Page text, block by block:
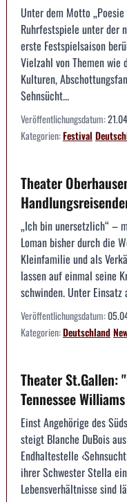
Unter dem Motto
Ruhrfestspiele unter der
erste Festspielsaison
Vielzahl von Themen wie
Kulturen,
Sehnsücht...
Veröffentlichungsdatum:
Kategorien:Festival
Theater
„Ich bin unersetzlich“ –
Loman bisher durch die
Kleinfamilie und als
lassen auf einmal seine
schwinden. Unter
Veröffentlichungsdatum:
Kategorien:Deutschland
Theater St.Gallen:
Tennessee Williams
Einst Angehörige des
steigt Blanche DuBois
Endhaltestelle
ihrer Schwester Stella
Lebensverhältnisse sind